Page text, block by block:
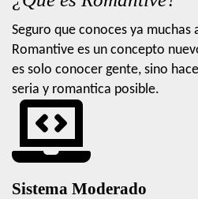
Seguro que conoces ya muchas
Romantive es un concepto
es solo conocer gente, sino
seria y romantica posible.
Sistema Moderado